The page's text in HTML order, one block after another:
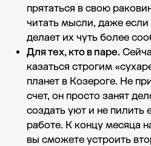
прятаться в свою
читать мысли, даже
делает их чуть более
Для тех, кто в паре.
казаться строгим
планет в Козероге. Не
счет, он просто занят
создать уют и не пилить
работе. К концу месяца
вы сможете устроить